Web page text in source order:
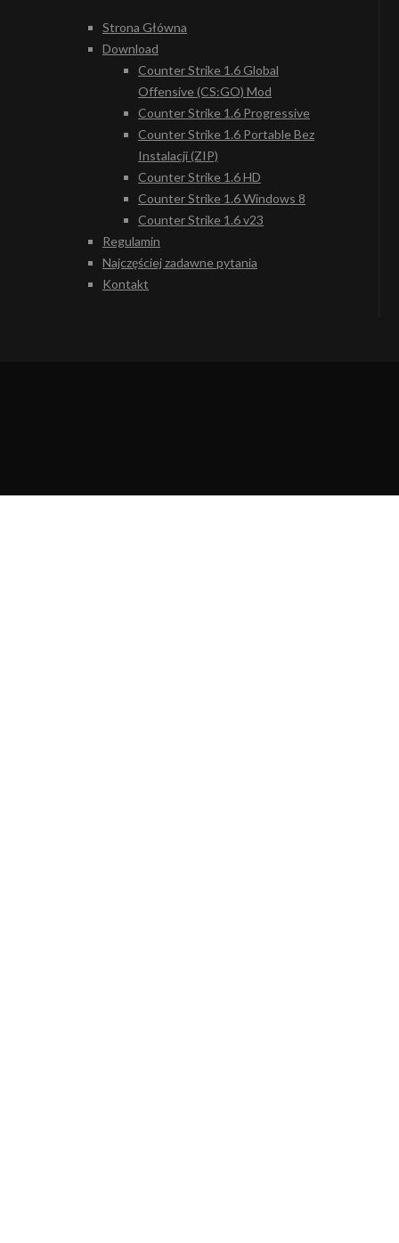
Strona Główna
Download
Counter Strike 1.6 Global
Offensive (CS:GO) Mod
Counter Strike 1.6 Progressive
Counter Strike 1.6 Portable Bez
Instalacji (ZIP)
Counter Strike 1.6 HD
Counter Strike 1.6 Windows 8
Counter Strike 1.6 v23
Regulamin
Najczęściej zadawne pytania
Kontakt